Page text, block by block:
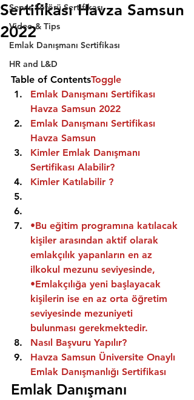
Servis Şöförü Sertifikası
Video & Tips
Emlak Danışmanı Sertifikası
HR and L&D
Sertifikası Havza Samsun
2022
Table of ContentsToggle
Emlak Danışmanı Sertifikası
Havza Samsun 2022
Emlak Danışmanı Sertifikası
Havza Samsun
Kimler Emlak Danışmanı
Sertifikası Alabilir?
Kimler Katılabilir ?
•Bu eğitim programına katılacak
kişiler arasından aktif olarak
emlakçılık yapanların en az
ilkokul mezunu seviyesinde,
•Emlakçılığa yeni başlayacak
kişilerin ise en az orta öğretim
seviyesinde mezuniyeti
bulunması gerekmektedir.
Nasıl Başvuru Yapılır?
Havza Samsun Üniversite Onaylı
Emlak Danışmanlığı Sertifikası
Emlak Danışmanı